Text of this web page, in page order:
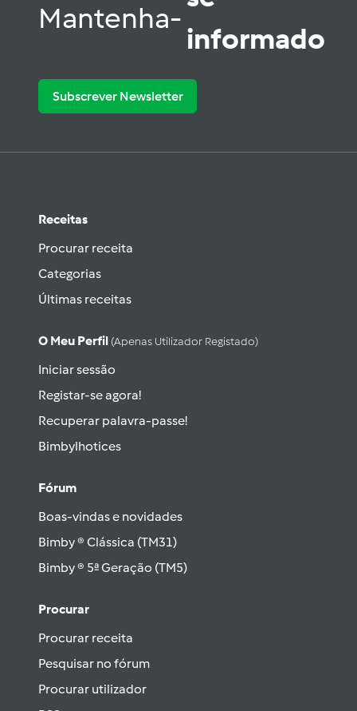
Mantenha-
informado
Subscrever Newsletter
Receitas
Procurar receita
Categorias
Últimas receitas
O Meu Perfil (apenas Utilizador Registado)
Iniciar sessão
Registar-se agora!
Recuperar palavra-passe!
Bimbylhotices
Fórum
Boas-vindas e novidades
Bimby ® Clássica (TM31)
Bimby ® 5ª Geração (TM5)
Procurar
Procurar receita
Pesquisar no fórum
Procurar utilizador